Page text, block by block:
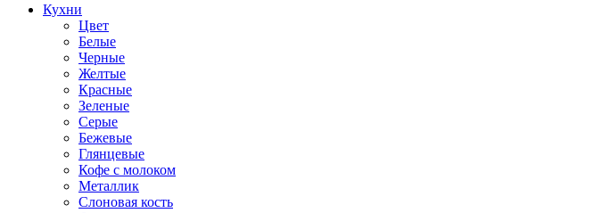
Кухни
Цвет
Белые
Черные
Желтые
Красные
Зеленые
Серые
Бежевые
Глянцевые
Кофе с молоком
Металлик
Слоновая кость